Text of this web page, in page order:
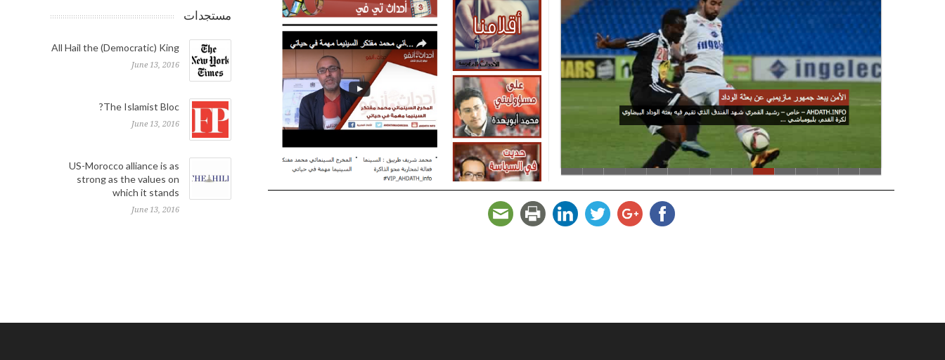
مستجدات
All Hail the (Democratic) King
June 13, 2016
The Islamist Bloc?
June 13, 2016
US-Morocco alliance is as
strong as the values on
which it stands
June 13, 2016